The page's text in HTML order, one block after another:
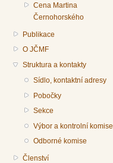
Cena Martina
Černohorského
Publikace
O JČMF
Struktura a kontakty
Sídlo, kontaktní adresy
Pobočky
Sekce
Výbor a kontrolní komise
Odborné komise
Členství